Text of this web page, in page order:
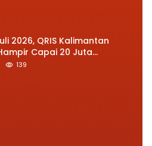
2026, QRIS Kalimantan
Capai 20 Juta
139